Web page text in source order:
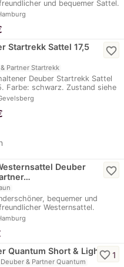
und bequemer Sattel.
von mir…
Startrekk Sattel 17,5
Partner Startrekk
Deuber Startrekk Sattel
Farbe: schwarz. Zustand siehe
favorite_border
Deuber
bequemer und
Westernsattel.
favorite_border
Quantum Short & Light
Deuber & Partner Quantum
favorite_border1